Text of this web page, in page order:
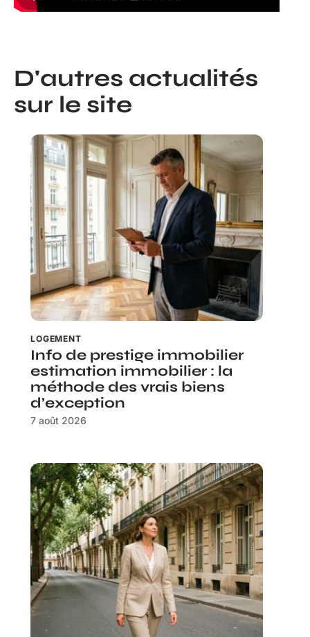
D'autres actualités
sur le site
LOGEMENT
Info de prestige immobilier
estimation immobilier : la
méthode des vrais biens
d’exception
7 août 2026